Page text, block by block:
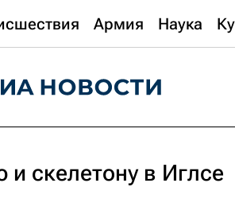
Армия Наука
скелетону в Иглсе